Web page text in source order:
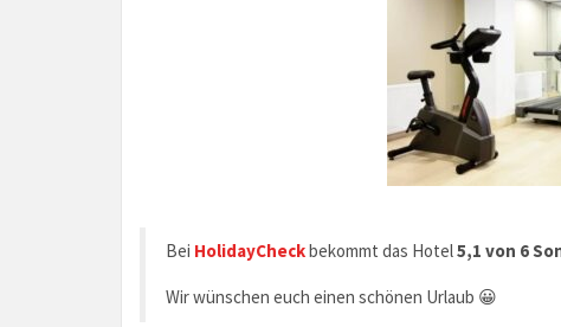
Bei HolidayCheckbekommt das Hotel5,1 von 6
Wir wünschen euch einen schönen Urlaub 😀